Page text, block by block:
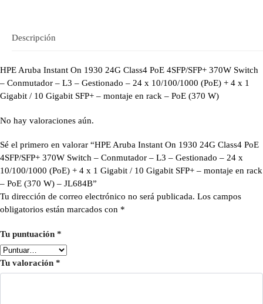
Descripción
HPE Aruba Instant On 1930 24G Class4 PoE 4SFP/SFP+ 370W Switch
– Conmutador – L3 – Gestionado – 24 x 10/100/1000 (PoE) + 4 x 1
Gigabit / 10 Gigabit SFP+ – montaje en rack – PoE (370 W)
No hay valoraciones aún.
Sé el primero en valorar “HPE Aruba Instant On 1930 24G Class4 PoE
4SFP/SFP+ 370W Switch – Conmutador – L3 – Gestionado – 24 x
10/100/1000 (PoE) + 4 x 1 Gigabit / 10 Gigabit SFP+ – montaje en rack
– PoE (370 W) – JL684B”
Tu dirección de correo electrónico no será publicada. Los campos
obligatorios están marcados con *
Tu puntuación *
Tu valoración *